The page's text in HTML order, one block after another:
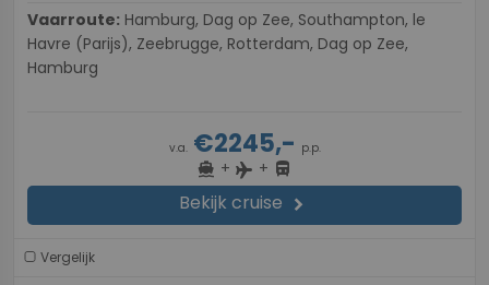
Vaarroute:
Havre (Parijs), Zeebrugge, Rotterdam, Dag op Zee,
Hamburg
v.a.€2245,- p.p.
directions_boat + flight + directions_bus
Bekijk cruise chevron_right
Vergelijk